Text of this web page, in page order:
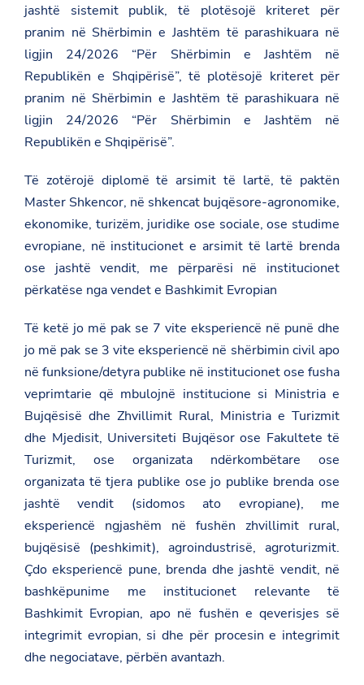
jashtë sistemit publik, të plotësojë kriteret për
pranim në Shërbimin e Jashtëm të parashikuara në
ligjin 24/2026 “Për Shërbimin e Jashtëm në
Republikën e Shqipërisë”, të plotësojë kriteret për
pranim në Shërbimin e Jashtëm të parashikuara në
ligjin 24/2026 “Për Shërbimin e Jashtëm në
Republikën e Shqipërisë”.
Të zotërojë diplomë të arsimit të lartë, të paktën
Master Shkencor, në shkencat bujqësore-agronomike,
ekonomike, turizëm, juridike ose sociale, ose studime
evropiane, në institucionet e arsimit të lartë brenda
ose jashtë vendit, me përparësi në institucionet
përkatëse nga vendet e Bashkimit Evropian
Të ketë jo më pak se 7 vite eksperiencë në punë dhe
jo më pak se 3 vite eksperiencë në shërbimin civil apo
në funksione/detyra publike në institucionet ose fusha
veprimtarie që mbulojnë institucione si Ministria e
Bujqësisë dhe Zhvillimit Rural, Ministria e Turizmit
dhe Mjedisit, Universiteti Bujqësor ose Fakultete të
Turizmit, ose organizata ndërkombëtare ose
organizata të tjera publike ose jo publike brenda ose
jashtë vendit (sidomos ato evropiane), me
eksperiencë ngjashëm në fushën zhvillimit rural,
bujqësisë (peshkimit), agroindustrisë, agroturizmit.
Çdo eksperiencë pune, brenda dhe jashtë vendit, në
bashkëpunime me institucionet relevante të
Bashkimit Evropian, apo në fushën e qeverisjes së
integrimit evropian, si dhe për procesin e integrimit
dhe negociatave, përbën avantazh.